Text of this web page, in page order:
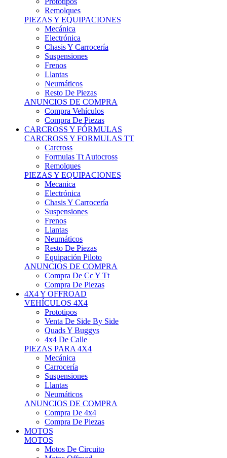
Remolques
PIEZAS Y EQUIPACIONES
Mecánica
Electrónica
Chasis Y Carrocería
Suspensiones
Frenos
Llantas
Neumáticos
Resto De Piezas
ANUNCIOS DE COMPRA
Compra Vehículos
Compra De Piezas
CARCROSS Y FÓRMULAS
CARCROSS Y FORMULAS TT
Carcross
Formulas Tt Autocross
Remolques
PIEZAS Y EQUIPACIONES
Mecanica
Electrónica
Chasis Y Carrocería
Suspensiones
Frenos
Llantas
Neumáticos
Resto De Piezas
Equipación Piloto
ANUNCIOS DE COMPRA
Compra De Cc Y Tt
Compra De Piezas
4X4 Y OFFROAD
VEHÍCULOS 4X4
Prototipos
Venta De Side By Side
Quads Y Buggys
4x4 De Calle
PIEZAS PARA 4X4
Mecánica
Carrocería
Suspensiones
Llantas
Neumáticos
ANUNCIOS DE COMPRA
Compra De 4x4
Compra De Piezas
MOTOS
MOTOS
Motos De Circuito